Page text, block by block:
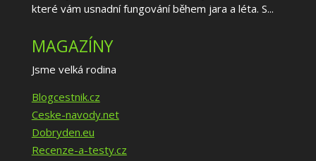
které vám usnadní fungování během jara a léta. S...
MAGAZÍNY
Jsme velká rodina
Blogcestnik.cz
Ceske-navody.net
Dobryden.eu
Recenze-a-testy.cz